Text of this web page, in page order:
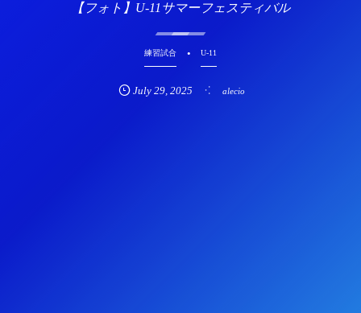
【フォト】U-11サマーフェスティバル
練習試合 U-11
July 29,2025 alecio